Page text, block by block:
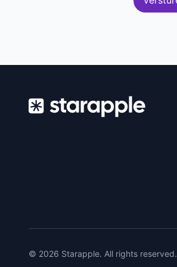
© 2026 Starapple. All rights reserved.